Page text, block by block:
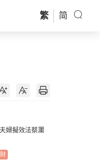
繁 简
婦擬效法蔡瀾